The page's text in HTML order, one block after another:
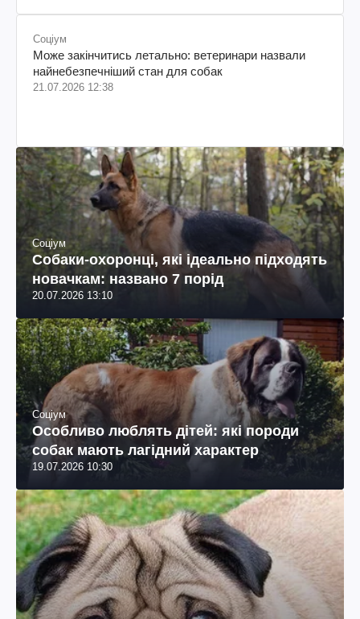
Соціум
Може закінчитись летально: ветеринари назвали
найнебезпечніший стан для собак
21.07.2026 12:38
Соціум
Собаки-охоронці, які ідеально підходять
новачкам: названо 7 порід
20.07.2026 13:10
Соціум
Особливо люблять дітей: які породи
собак мають лагідний характер
19.07.2026 10:30